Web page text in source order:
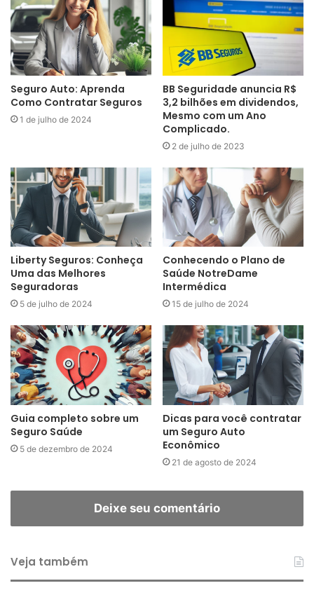
Seguro Auto: Aprenda
Como Contratar Seguros
1 de julho de 2024
BB Seguridade anuncia R$
3,2 bilhões em dividendos,
Mesmo com um Ano
Complicado.
2 de julho de 2023
Liberty Seguros: Conheça
Uma das Melhores
Seguradoras
5 de julho de 2024
Conhecendo o Plano de
Saúde NotreDame
Intermédica
15 de julho de 2024
Guia completo sobre um
Seguro Saúde
5 de dezembro de 2024
Dicas para você contratar
um Seguro Auto
Econômico
21 de agosto de 2024
Deixe seu comentário
Veja também